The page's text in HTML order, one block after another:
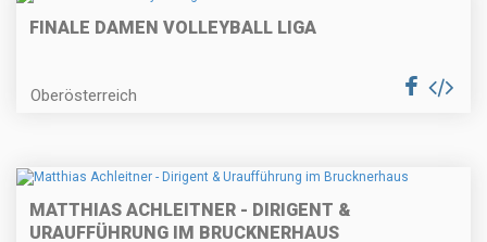
FINALE DAMEN VOLLEYBALL LIGA
Oberösterreich
MATTHIAS ACHLEITNER - DIRIGENT &
URAUFFÜHRUNG IM BRUCKNERHAUS